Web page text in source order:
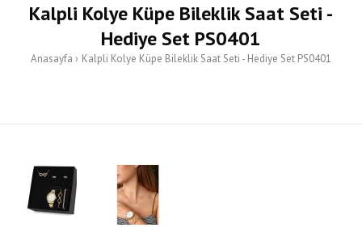
Kalpli Kolye Küpe Bileklik Saat Seti -
Hediye Set PS0401
Anasayfa Kalpli Kolye Küpe Bileklik Saat Seti - Hediye Set PS0401